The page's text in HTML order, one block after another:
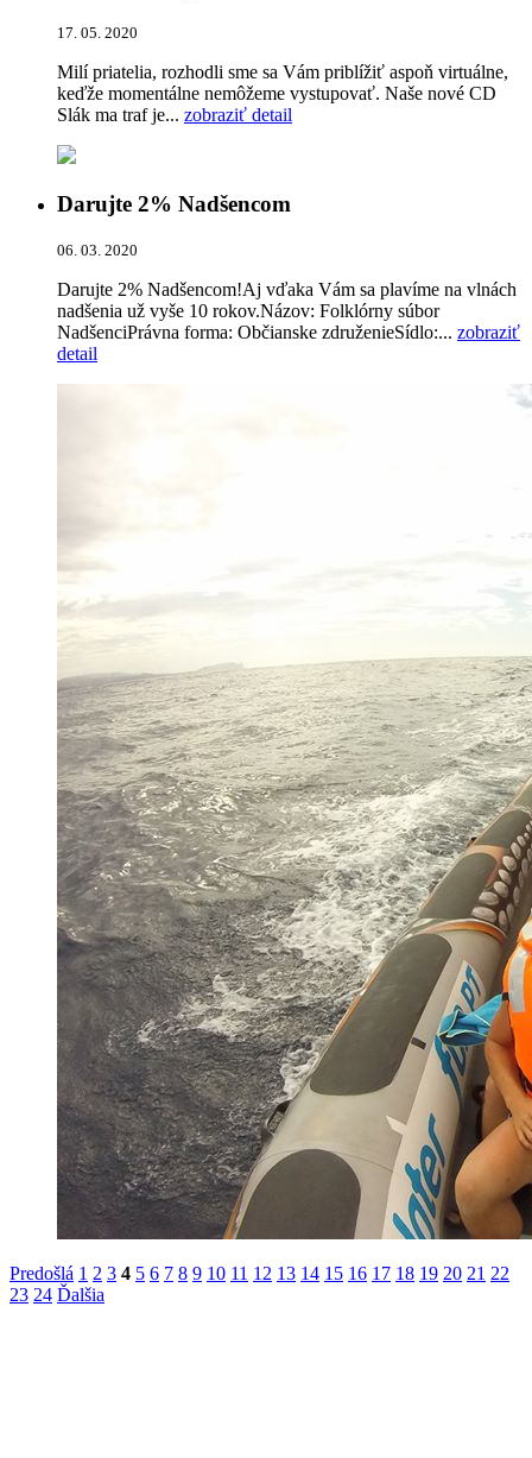
17. 05. 2020
Milí priatelia, rozhodli sme sa Vám priblížiť aspoň virtuálne,
keďže momentálne nemôžeme vystupovať. Naše nové CD
Slák ma traf je... zobraziť detail
Darujte 2% Nadšencom
06. 03. 2020
Darujte 2% Nadšencom!Aj vďaka Vám sa plavíme na vlnách
nadšenia už vyše 10 rokov.Názov: Folklórny súbor
NadšenciPrávna forma: Občianske združenieSídlo:... zobraziť
detail
Predošlá 1 2 3 4 5 6 7 8 9 10 11 12 13 14 15 16 17 18 19 20 21 22
23 24 Ďalšia